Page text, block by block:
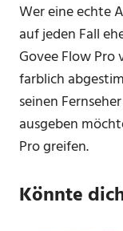
Wer eine echte
auf jeden Fall
Govee Flow Pro
farblich
seinen
ausgeben
Pro greifen.
Könnte